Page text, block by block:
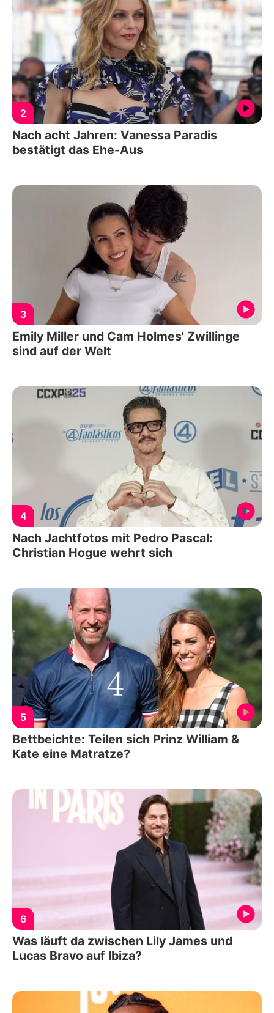
2
Nach acht Jahren: Vanessa Paradis
bestätigt das Ehe-Aus
3
Emily Miller und Cam Holmes' Zwillinge
sind auf der Welt
4
Nach Jachtfotos mit Pedro Pascal:
Christian Hogue wehrt sich
5
Bettbeichte: Teilen sich Prinz William &
Kate eine Matratze?
6
Was läuft da zwischen Lily James und
Lucas Bravo auf Ibiza?